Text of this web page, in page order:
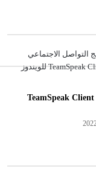
تحميل برنامج TeamSpeak Client